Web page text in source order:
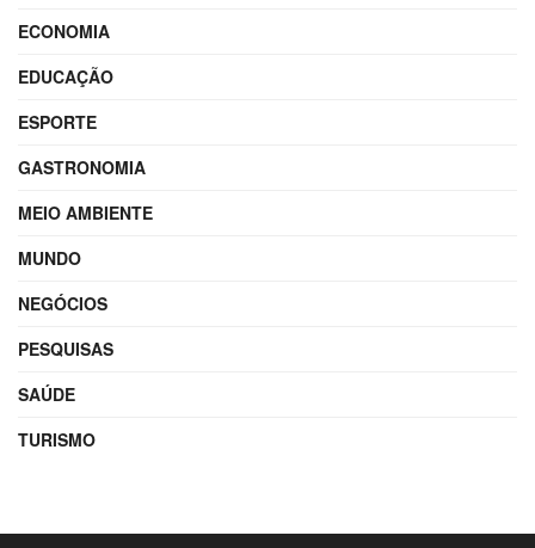
ECONOMIA
EDUCAÇÃO
ESPORTE
GASTRONOMIA
MEIO AMBIENTE
MUNDO
NEGÓCIOS
PESQUISAS
SAÚDE
TURISMO